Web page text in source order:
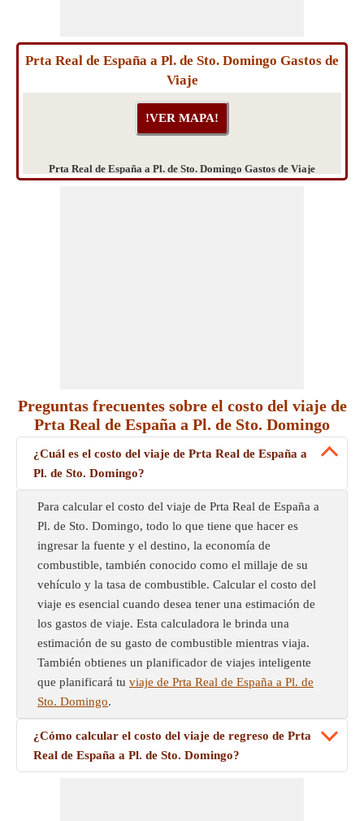
Prta Real de España a Pl. de Sto. Domingo Gastos de
Viaje
Prta Real de España a Pl. de Sto. Domingo Gastos de Viaje
Preguntas frecuentes sobre el costo del viaje de
Prta Real de España a Pl. de Sto. Domingo
¿Cuál es el costo del viaje de Prta Real de España a
Pl. de Sto. Domingo?
Para calcular el costo del viaje de Prta Real de España a
Pl. de Sto. Domingo, todo lo que tiene que hacer es
ingresar la fuente y el destino, la economía de
combustible, también conocido como el millaje de su
vehículo y la tasa de combustible. Calcular el costo del
viaje es esencial cuando desea tener una estimación de
los gastos de viaje. Esta calculadora le brinda una
estimación de su gasto de combustible mientras viaja.
También obtienes un planificador de viajes inteligente
que planificará tu viaje de Prta Real de España a Pl. de
Sto. Domingo.
¿Cómo calcular el costo del viaje de regreso de Prta
Real de España a Pl. de Sto. Domingo?